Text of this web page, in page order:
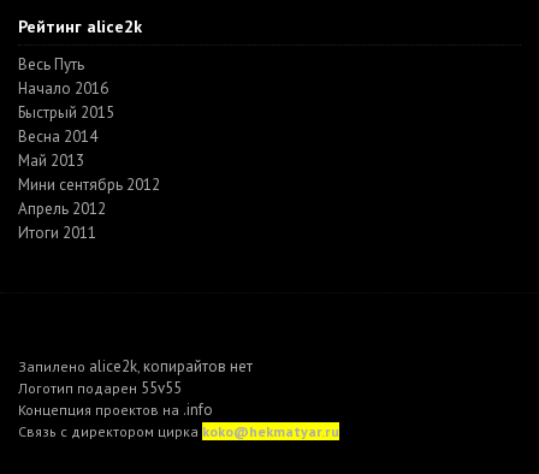
Рейтинг alice2k
Весь Путь
Начало 2016
Быстрый 2015
Весна 2014
Май 2013
Мини сентябрь 2012
Апрель 2012
Итоги 2011
Запилено alice2k, копирайтов нет
Логотип подарен 55v55
Концепция проектов на .info
Связь с директором цирка koko@hekmatyar.ru